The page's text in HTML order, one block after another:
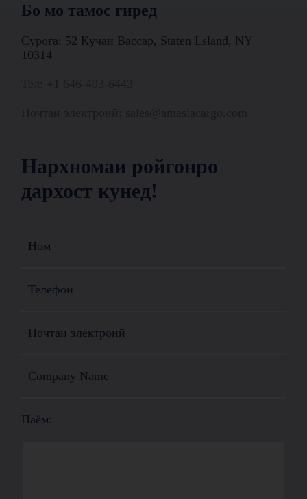
Бо мо тамос гиред
Суроға: 52 Кӯчаи Вассар, Staten Lsland, NY
10314
Нархномаи ройгонро
дархост кунед!
Паём: